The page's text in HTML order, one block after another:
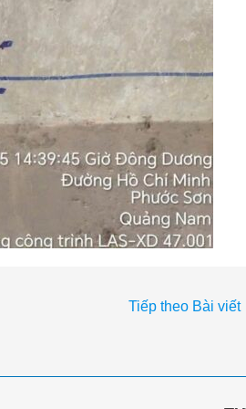
Tiếp theo Bài viết